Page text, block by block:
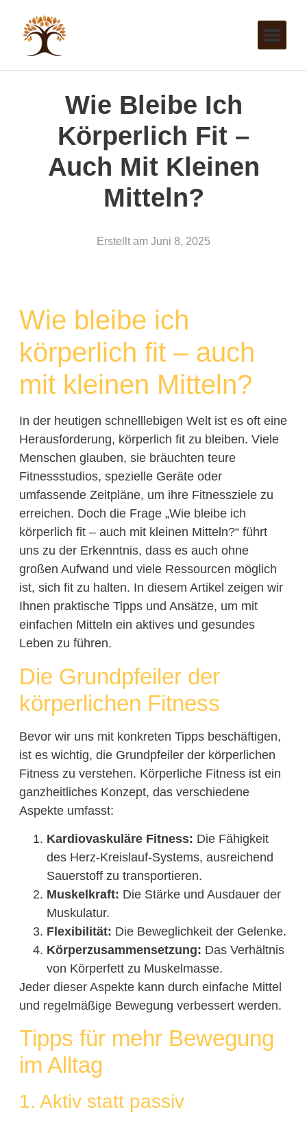
Wie Bleibe Ich
Körperlich Fit –
Auch Mit Kleinen
Mitteln?
Erstellt am Juni 8, 2025
Wie bleibe ich
körperlich fit – auch
mit kleinen Mitteln?
In der heutigen schnelllebigen Welt ist es oft eine
Herausforderung, körperlich fit zu bleiben. Viele
Menschen glauben, sie bräuchten teure
Fitnessstudios, spezielle Geräte oder
umfassende Zeitpläne, um ihre Fitnessziele zu
erreichen. Doch die Frage „Wie bleibe ich
körperlich fit – auch mit kleinen Mitteln?“ führt
uns zu der Erkenntnis, dass es auch ohne
großen Aufwand und viele Ressourcen möglich
ist, sich fit zu halten. In diesem Artikel zeigen wir
Ihnen praktische Tipps und Ansätze, um mit
einfachen Mitteln ein aktives und gesundes
Leben zu führen.
Die Grundpfeiler der
körperlichen Fitness
Bevor wir uns mit konkreten Tipps beschäftigen,
ist es wichtig, die Grundpfeiler der körperlichen
Fitness zu verstehen. Körperliche Fitness ist ein
ganzheitliches Konzept, das verschiedene
Aspekte umfasst:
Kardiovaskuläre Fitness: Die Fähigkeit
des Herz-Kreislauf-Systems, ausreichend
Sauerstoff zu transportieren.
Muskelkraft: Die Stärke und Ausdauer der
Muskulatur.
Flexibilität: Die Beweglichkeit der Gelenke.
Körperzusammensetzung: Das Verhältnis
von Körperfett zu Muskelmasse.
Jeder dieser Aspekte kann durch einfache Mittel
und regelmäßige Bewegung verbessert werden.
Tipps für mehr Bewegung
im Alltag
1. Aktiv statt passiv